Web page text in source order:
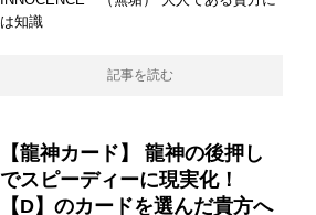
は知識
記事を読む
【龍神カード】 龍神の後押し
でスピーディーに現実化！
【D】のカードを選んだ貴方へ